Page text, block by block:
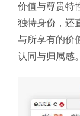
价值与尊贵特
独特身份，还
与所享有的价
认同与归属感。